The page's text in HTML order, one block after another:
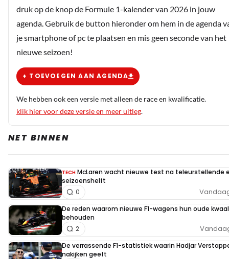
druk op de knop de Formule 1-kalender van 2026 in jouw
agenda. Gebruik de button hieronder om hem in de agenda
je smartphone of pc te plaatsen en mis geen seconde van het
nieuwe seizoen!
+ TOEVOEGEN AAN AGENDA
We hebben ook een versie met alleen de race en kwalificatie.
klik hier voor deze versie en meer uitleg.
NET BINNEN
TECH McLaren wacht nieuwe test na teleurstellende
seizoenshelft
0
De reden waarom nieuwe F1-wagens hun oude
behouden
2
De verrassende F1-statistiek waarin Hadjar
nakijken geeft